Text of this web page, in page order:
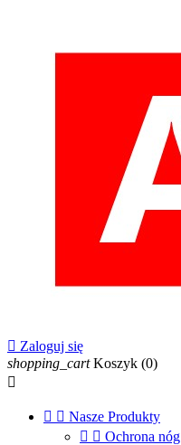
 Zaloguj się
shopping_cart Koszyk (0)

  Nasze Produkty
  Ochrona nóg